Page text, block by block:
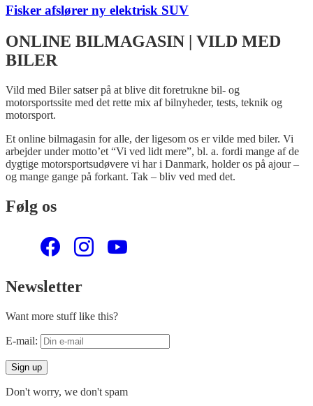
Fisker afslører ny elektrisk SUV
ONLINE BILMAGASIN | VILD MED
BILER
Vild med Biler satser på at blive dit foretrukne bil- og
motorsportssite med det rette mix af bilnyheder, tests, teknik og
motorsport.
Et online bilmagasin for alle, der ligesom os er vilde med biler. Vi
arbejder under motto’et “Vi ved lidt mere”, bl. a. fordi mange af de
dygtige motorsportsudøvere vi har i Danmark, holder os på ajour –
og mange gange på forkant. Tak – bliv ved med det.
Følg os
Newsletter
Want more stuff like this?
E-mail:
Don't worry, we don't spam